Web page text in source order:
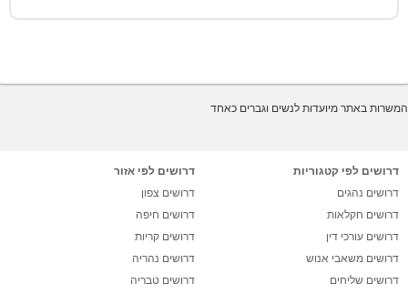
המשרות באתר מיועדות לנשים וגברים כאחד
דרושים לפי קטגוריות
דרושים נהגים
דרושים חקלאות
דרושים עורכי דין
דרושים משאבי אנוש
דרושים שליחים
דרושים לפי אזור
דרושים צפון
דרושים חיפה
דרושים קריות
דרושים נהריה
דרושים טבריה